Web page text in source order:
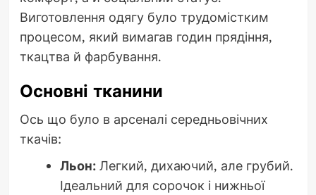
Виготовлення одягу було трудомістким
процесом, який вимагав годин прядіння,
ткацтва й фарбування.
Основні тканини
Ось що було в арсеналі середньовічних
ткачів:
Льон:Легкий, дихаючий, але грубий.
Ідеальний для сорочок і нижньої